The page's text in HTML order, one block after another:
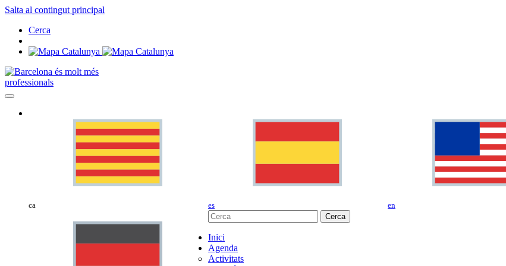
Salta al contingut principal
Cerca
professionals
ca es en
Cerca
Inici
Agenda
Activitats